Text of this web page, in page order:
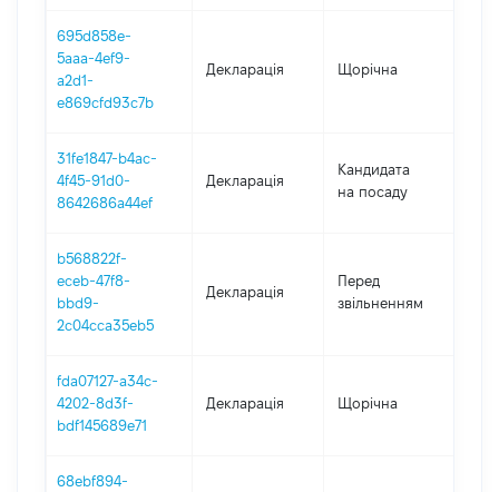
695d858e-
5aaa-4ef9-
a2d1-
e869cfd93c7b
Декларація Щорічна
31fe1847-b4ac-
4f45-91d0-
8642686a44ef
Декларація
Кандидата
на посаду
b568822f-
eceb-47f8-
bbd9-
2c04cca35eb5
Декларація
Перед
звільненням
fda07127-a34c-
4202-8d3f-
bdf145689e71
Декларація Щорічна
68ebf894-